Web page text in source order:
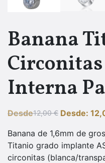
Banana
Circonitas
Interna
Desde12,00€ Desde:
Banana de 1,6mm de
Titanio grado implante
circonitas (blanca/